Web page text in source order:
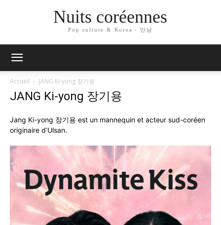
Nuits coréennes
Pop culture & Korea - 만남
Accueil JANG Ki-yong 장기용
JANG Ki-yong 장기용
Jang Ki-yong 장기용 est un mannequin et acteur sud-coréen
originaire d’Ulsan.